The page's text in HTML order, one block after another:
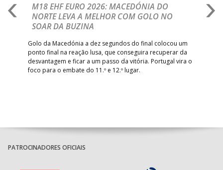
M18 EHF EURO 2026: MACEDÓNIA DO
NORTE LEVA A MELHOR COM GOLO NO
SOAR DA BUZINA
Golo da Macedónia a dez segundos do final colocou um
ponto final na reação lusa, que conseguira recuperar da
desvantagem e ficar a um passo da vitória. Portugal vira o
foco para o embate do 11.º e 12.º lugar.
PATROCINADORES OFICIAIS